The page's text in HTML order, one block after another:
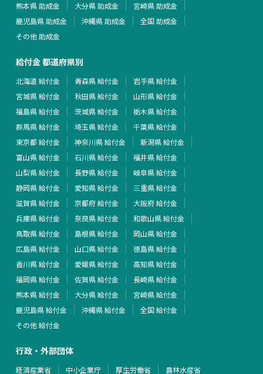
熊本県 助成金
大分県 助成金
宮崎県 助成金
鹿児島県 助成金
沖縄県 助成金
全国 助成金
その他 助成金
給付金 都道府県別
北海道 給付金 青森県 給付金
岩手県 給付金
宮城県 給付金
秋田県 給付金
山形県 給付金
福島県 給付金
茨城県 給付金
栃木県 給付金
群馬県 給付金
埼玉県 給付金
千葉県 給付金
東京都 給付金
神奈川県 給付金
新潟県 給付金
富山県 給付金
石川県 給付金
福井県 給付金
山梨県 給付金
長野県 給付金
岐阜県 給付金
静岡県 給付金
愛知県 給付金
三重県 給付金
滋賀県 給付金
京都府 給付金
大阪府 給付金
兵庫県 給付金
奈良県 給付金
和歌山県 給付金
鳥取県 給付金
島根県 給付金
岡山県 給付金
広島県 給付金
山口県 給付金
徳島県 給付金
香川県 給付金
愛媛県 給付金
高知県 給付金
福岡県 給付金
佐賀県 給付金
長崎県 給付金
熊本県 給付金
大分県 給付金
宮崎県 給付金
鹿児島県 給付金
沖縄県 給付金
全国 給付金
その他 給付金
行政・外部団体
経済産業省 中小企業庁 厚生労働省 農林水産省